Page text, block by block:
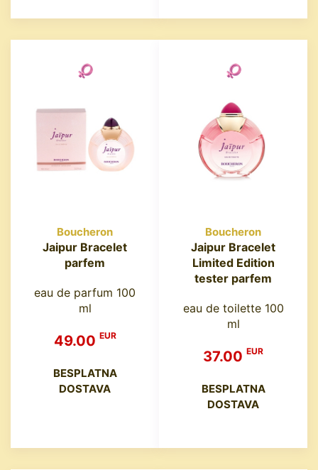
Boucheron
Jaipur Bracelet
parfem
eau de parfum 100
ml
49.00 EUR
BESPLATNA
DOSTAVA
Boucheron
Jaipur Bracelet
Limited Edition
tester parfem
eau de toilette 100
ml
37.00 EUR
BESPLATNA
DOSTAVA